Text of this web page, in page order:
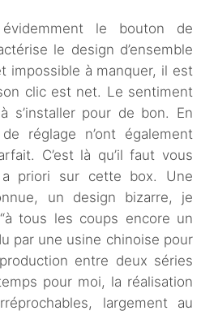
le bouton de
le design d’ensemble
impossible à manquer, il est
clic est net. Le sentiment
s’installer pour de bon. En
réglage n’ont également
C’est là qu’il faut vous
a priori sur cette box. Une
un design bizarre, je
tous les coups encore un
par une usine chinoise pour
entre deux séries
pour moi, la réalisation
largement au